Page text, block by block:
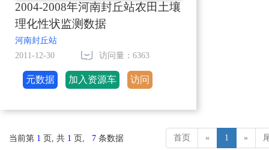
2004-2008年河南封丘站农田土壤
理化性状监测数据
河南封丘站
2011-12-30
访问量：6363
元数据 加入资源车 访问
当前第 1 页, 共 1 页, 7 条数据 首页 « 1 »